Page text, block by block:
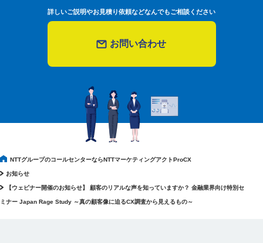
詳しいご説明やお見積り依頼などなんでもご相談ください
お問い合わせ
NTTグループのコールセンターならNTTマーケティングアクトProCX
お知らせ
【ウェビナー開催のお知らせ】 顧客のリアルな声を知っていますか？ 金融業界向け特別セ
ミナー Japan Rage Study ～真の顧客像に迫るCX調査から見えるもの～